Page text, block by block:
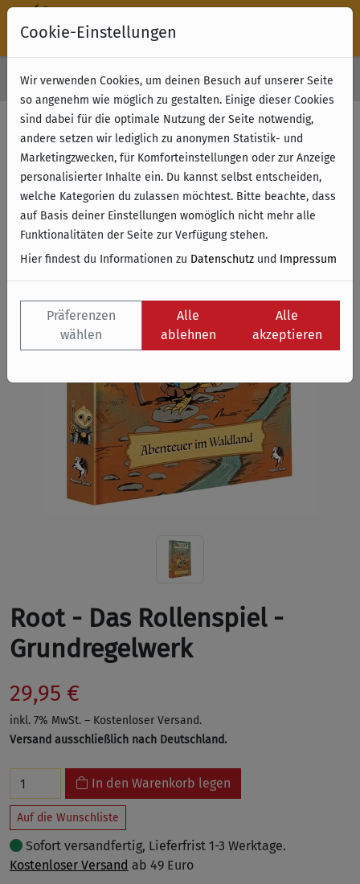
Kostenloser Versand & Retoure ab 49 € (innerhalb Deutschlands)
Root - Das Rollenspiel -
Grundregelwerk
29,95 €
inkl. 7% MwSt. – Kostenloser Versand.
Versand ausschließlich nach Deutschland.
In den Warenkorb legen
Auf die Wunschliste
Sofort versandfertig, Lieferfrist 1-3 Werktage.
Kostenloser Versand ab 49 Euro
Cookie-Einstellungen
Wir verwenden Cookies, um deinen Besuch auf unserer Seite
so angenehm wie möglich zu gestalten. Einige dieser Cookies
sind dabei für die optimale Nutzung der Seite notwendig,
andere setzen wir lediglich zu anonymen Statistik- und
Marketingzwecken, für Komforteinstellungen oder zur Anzeige
personalisierter Inhalte ein. Du kannst selbst entscheiden,
welche Kategorien du zulassen möchtest. Bitte beachte, dass
auf Basis deiner Einstellungen womöglich nicht mehr alle
Funktionalitäten der Seite zur Verfügung stehen.
Hier findest du Informationen zu Datenschutz und Impressum
Präferenzen
wählen
Alle
ablehnen
Alle
akzeptieren